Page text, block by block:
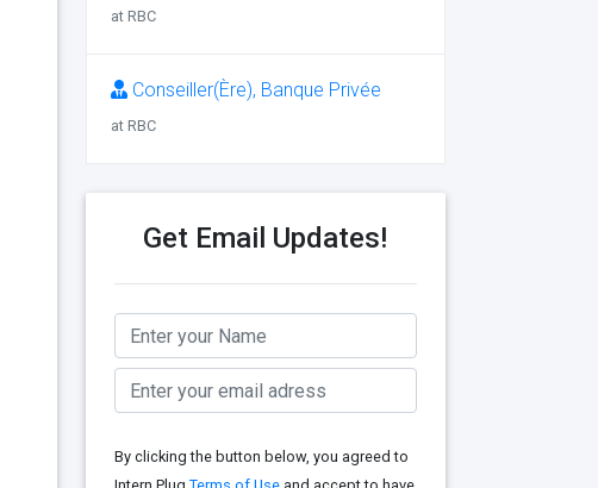
at RBC
Conseiller(Ère), Banque Privée
at RBC
Get Email Updates!
By clicking the button below, you agreed to